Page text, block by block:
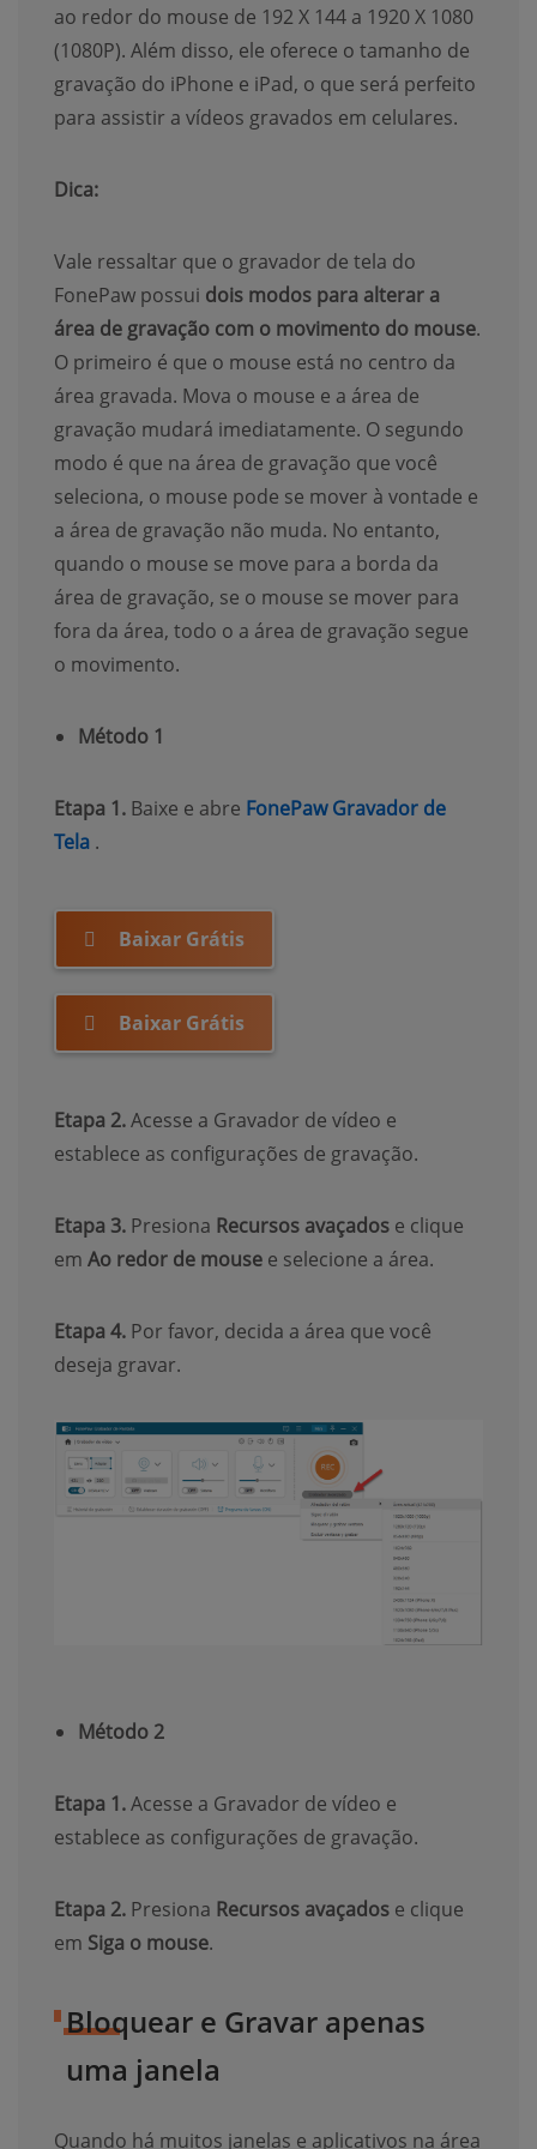
ao redor do mouse de 192 X 144 a 1920 X 1080
(1080P). Além disso, ele oferece o tamanho de
gravação do iPhone e iPad, o que será perfeito
para assistir a vídeos gravados em celulares.
Dica:
Vale ressaltar que o gravador de tela do
FonePaw possui dois modos para alterar a
área de gravação com o movimento do mouse.
O primeiro é que o mouse está no centro da
área gravada. Mova o mouse e a área de
gravação mudará imediatamente. O segundo
modo é que na área de gravação que você
seleciona, o mouse pode se mover à vontade e
a área de gravação não muda. No entanto,
quando o mouse se move para a borda da
área de gravação, se o mouse se mover para
fora da área, todo o a área de gravação segue
o movimento.
Método 1
Etapa 1. Baixe e abre FonePaw Gravador de
Tela (opens new window)
.
Baixar Grátis
Baixar Grátis
Etapa 2.Acesse a Gravador de vídeo e
establece as configurações de gravação.
Etapa 3. Presiona Recursos avaçados e clique
em Ao redor de mouse e selecione a área.
Etapa 4. Por favor, decida a área que você
deseja gravar.
Método 2
Etapa 1.Acesse a Gravador de vídeo e
establece as configurações de gravação.
Etapa 2. Presiona Recursos avaçados e clique
em Siga o mouse.
Bloquear e Gravar apenas
uma janela
Quando há muitos janelas e aplicativos na área